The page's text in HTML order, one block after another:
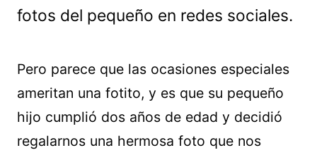
fotos del pequeño en redes sociales.
Pero parece que las ocasiones especiales
ameritan una fotito, y es que su pequeño
hijo cumplió dos años de edad y decidió
regalarnos una hermosa foto que nos